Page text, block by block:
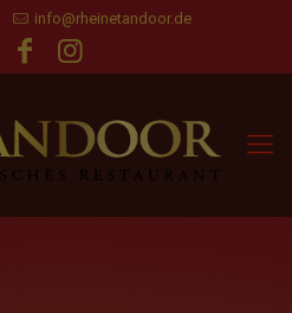
info@rheinetandoor.de